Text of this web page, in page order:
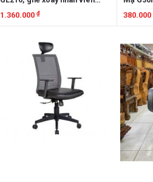
lưng lưới
1.360.000 ₫
380.000